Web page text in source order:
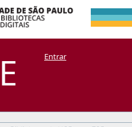
por:
+ CoriscoEntrar